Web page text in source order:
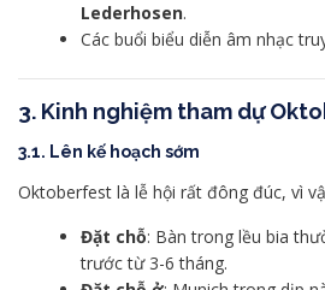
Lederhosen.
Các buổi biểu diễn âm nhạc
3. Kinh nghiệm tham dự
3.1. Lên kế hoạch sớm
Oktoberfest là lễ hội rất đông đúc, vì
Đặt chỗ: Bàn trong lều bia
trước từ 3-6 tháng.